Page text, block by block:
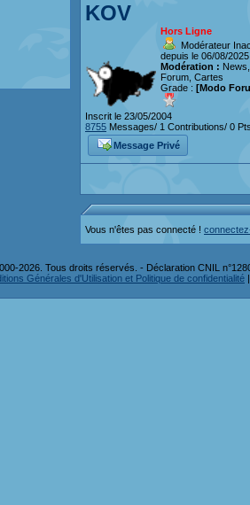
KOV
Hors Ligne
Modérateur
depuis le 06/08/2025
Modération : News,
Forum, Cartes
Grade : [Modo
Inscrit le 23/05/2004
8755 Messages/ 1 Contributions/ 0
Message Privé
Vous n'êtes pas connecté !
2026. Tous droits réservés. - Déclaration CNIL
Générales d'Utilisation et Politique de confidentialité